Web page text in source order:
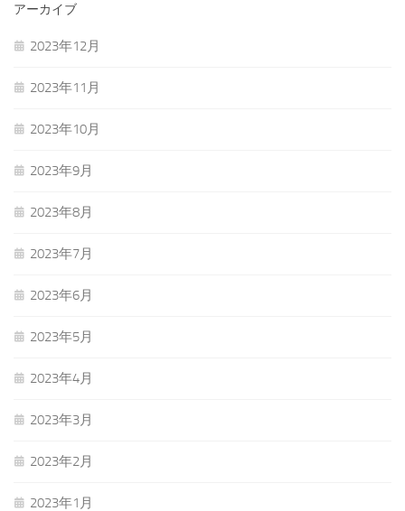
アーカイブ
2023年12月
2023年11月
2023年10月
2023年9月
2023年8月
2023年7月
2023年6月
2023年5月
2023年4月
2023年3月
2023年2月
2023年1月